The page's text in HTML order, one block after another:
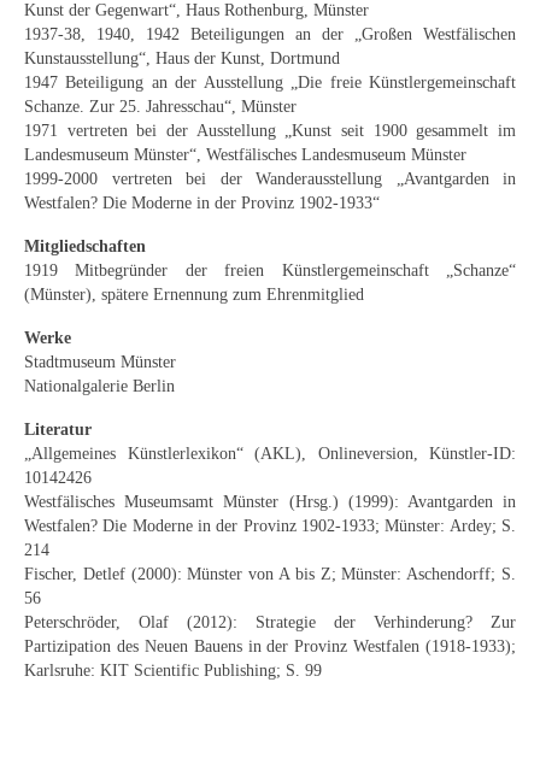
Themenflyer: Walter Becker
Themenflyer: Richild Holt
Themenflyer: Ernst Geitlinger
Themenflyer: Michel Wagner
Buchempfehlungen
Theodor Zeller (1900-1986) Maler und
Visionär
Suche
Über Uns
Kontakt
Kunst der Gegenwart“, Haus Rothenburg, Münster
1937-38, 1940, 1942 Beteiligungen an der „Großen Westfälischen
Kunstausstellung“, Haus der Kunst, Dortmund
1947 Beteiligung an der Ausstellung „Die freie Künstlergemeinschaft
Schanze. Zur 25. Jahresschau“, Münster
1971 vertreten bei der Ausstellung „Kunst seit 1900 gesammelt im
Landesmuseum Münster“, Westfälisches Landesmuseum Münster
1999-2000 vertreten bei der Wanderausstellung „Avantgarden in
Westfalen? Die Moderne in der Provinz 1902-1933“
Mitgliedschaften
1919 Mitbegründer der freien Künstlergemeinschaft „Schanze“
(Münster), spätere Ernennung zum Ehrenmitglied
Werke
Stadtmuseum Münster
Nationalgalerie Berlin
Literatur
„Allgemeines Künstlerlexikon“ (AKL), Onlineversion, Künstler-ID:
10142426
Westfälisches Museumsamt Münster (Hrsg.) (1999): Avantgarden in
Westfalen? Die Moderne in der Provinz 1902-1933; Münster: Ardey; S.
214
Fischer, Detlef (2000): Münster von A bis Z; Münster: Aschendorff; S.
56
Peterschröder, Olaf (2012): Strategie der Verhinderung? Zur
Partizipation des Neuen Bauens in der Provinz Westfalen (1918-1933);
Karlsruhe: KIT Scientific Publishing; S. 99